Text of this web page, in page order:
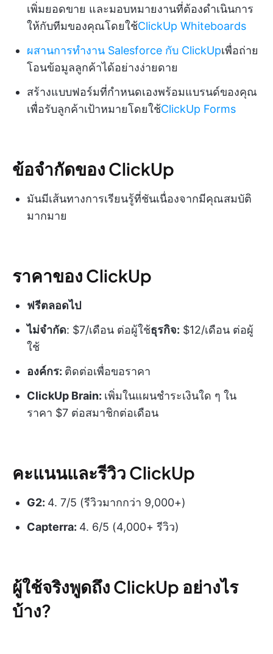
เพิ่มยอดขาย และมอบหมายงานที่ต้องดำเนินการ
ให้กับทีมของคุณโดยใช้ClickUp Whiteboards
ผสานการทำงาน Salesforce กับ ClickUpเพื่อถ่าย
โอนข้อมูลลูกค้าได้อย่างง่ายดาย
สร้างแบบฟอร์มที่กำหนดเองพร้อมแบรนด์ของคุณ
เพื่อรับลูกค้าเป้าหมายโดยใช้ClickUp Forms
ข้อจำกัดของ ClickUp
มันมีเส้นทางการเรียนรู้ที่ชันเนื่องจากมีคุณสมบัติ
มากมาย
ราคาของ ClickUp
ฟรีตลอดไป
ไม่จำกัด: $7/เดือน ต่อผู้ใช้ธุรกิจ: $12/เดือน ต่อผู้
ใช้
องค์กร: ติดต่อเพื่อขอราคา
ClickUp Brain: เพิ่มในแผนชำระเงินใด ๆ ใน
ราคา $7 ต่อสมาชิกต่อเดือน
คะแนนและรีวิว ClickUp
G2: 4. 7/5 (รีวิวมากกว่า 9,000+)
Capterra: 4. 6/5 (4,000+ รีวิว)
ผู้ใช้จริงพูดถึง ClickUp อย่างไร
บ้าง?